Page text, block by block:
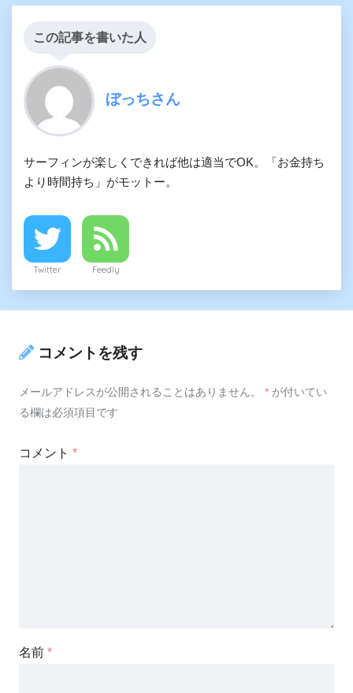
この記事を書いた人
ぼっちさん
サーフィンが楽しくできれば他は適当でOK。「お金持ち
より時間持ち」がモットー。
Twitter Feedly
コメントを残す
メールアドレスが公開されることはありません。 * が付いてい
る欄は必須項目です
コメント *
名前 *